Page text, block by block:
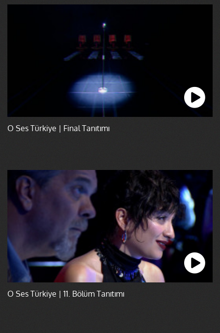
O Ses Türkiye | Final Tanıtımı
O Ses Türkiye | 11. Bölüm Tanıtımı